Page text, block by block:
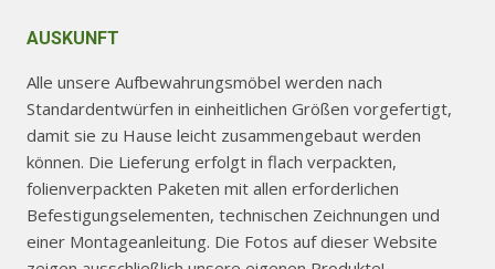
AUSKUNFT
Alle unsere Aufbewahrungsmöbel werden nach
Standardentwürfen in einheitlichen Größen vorgefertigt,
damit sie zu Hause leicht zusammengebaut werden
können. Die Lieferung erfolgt in flach verpackten,
folienverpackten Paketen mit allen erforderlichen
Befestigungselementen, technischen Zeichnungen und
einer Montageanleitung. Die Fotos auf dieser Website